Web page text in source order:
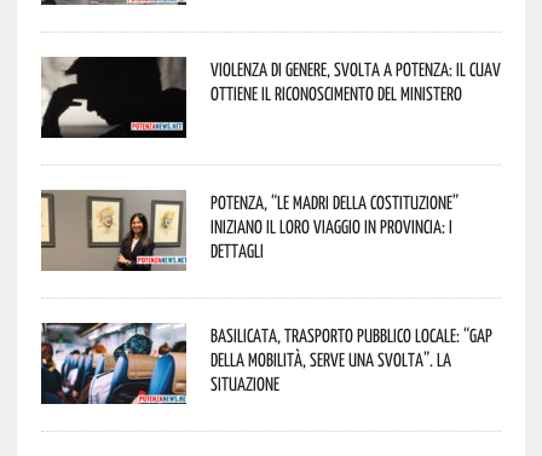
Violenza di genere, svolta a Potenza: il CUAV
ottiene il riconoscimento del Ministero
Potenza, “Le Madri della Costituzione”
iniziano il loro viaggio in provincia: i
dettagli
Basilicata, trasporto pubblico locale: “Gap
della mobilità, serve una svolta”. La
situazione